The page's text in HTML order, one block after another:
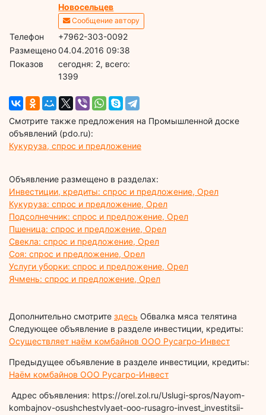
Новосельцев
Сообщение автору
Телефон
+7962-303-0092
Размещено04.04.2016 09:38
Показов
cегодня: 2, всего:
1399
Смотрите также предложения на Промышленной доске
объявлений (pdo.ru):
Кукуруза, спрос и предложение
Объявление размещено в разделах:
Инвестиции, кредиты: спрос и предложение, Орел
Кукуруза: спрос и предложение, Орел
Подсолнечник: спрос и предложение, Орел
Пшеница: спрос и предложение, Орел
Свекла: спрос и предложение, Орел
Соя: спрос и предложение, Орел
Услуги уборки: спрос и предложение, Орел
Ячмень: спрос и предложение, Орел
Дополнительно смотрите здесь Обвалка мяса телятина
Следующее объявление в разделе инвестиции, кредиты:
Осуществляет наём комбайнов ООО Русагро-Инвест
Предыдущее объявление в разделе инвестиции, кредиты:
Наём комбайнов ООО Русагро-Инвест
Адрес объявления: https://orel.zol.ru/Uslugi-spros/Nayom-
kombajnov-osushchestvlyaet-ooo-rusagro-invest_investitsii-